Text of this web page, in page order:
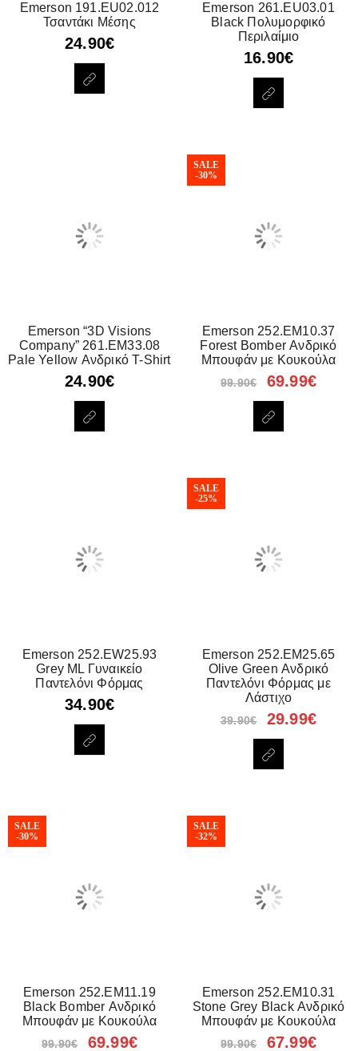
Emerson 191.EU02.012
Τσαντάκι Μέσης
24.90€
Emerson 261.EU03.01
Black Πολυμορφικό
Περιλαίμιο
16.90€
Emerson “3D Visions
Company” 261.EM33.08
Pale Yellow Ανδρικό T-Shirt
24.90€
SALE
-30%
Emerson 252.EM10.37
Forest Bomber Ανδρικό
Μπουφάν με Κουκούλα
99.90€ 69.99€
Emerson 252.EW25.93
Grey ML Γυναικείο
Παντελόνι Φόρμας
34.90€
SALE
-25%
Emerson 252.EM25.65
Olive Green Ανδρικό
Παντελόνι Φόρμας με
Λάστιχο
39.90€ 29.99€
SALE
-30%
Emerson 252.EM11.19
Black Bomber Ανδρικό
Μπουφάν με Κουκούλα
99.90€ 69.99€
SALE
-32%
Emerson 252.EM10.31
Stone Grey Black Ανδρικό
Μπουφάν με Κουκούλα
99.90€ 67.99€